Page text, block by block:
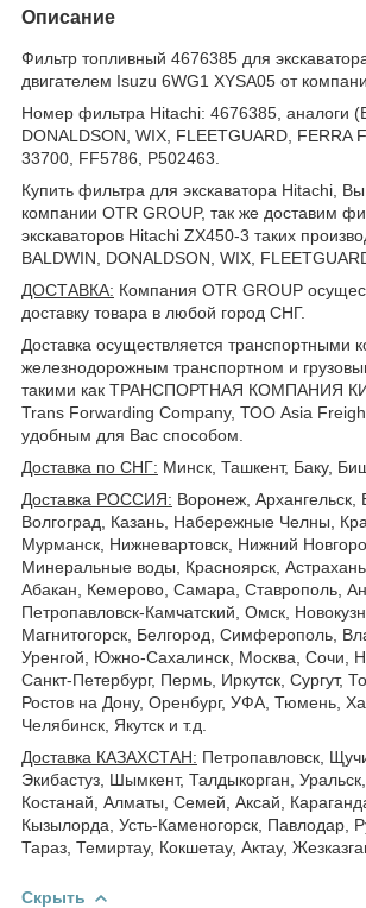
Описание
Фильтр топливный 4676385 для
двигателем Isuzu 6WG1 XYSA05 от
Номер фильтра Hitachi: 4676385, аналоги
DONALDSON, WIX, FLEETGUARD, FERRA
33700, FF5786, P502463.
Купить фильтра для экскаватора Hitachi,
компании OTR GROUP, так же доставим
экскаваторов Hitachi ZX450-3 таких
BALDWIN, DONALDSON, WIX,
ДОСТАВКА: Компания OTR GROUP
доставку товара в любой город СНГ.
Доставка осуществляется транспортными
железнодорожным транспортном и
такими как ТРАНСПОРТНАЯ КОМПАНИЯ
Trans Forwarding Company, ТОО Asia
удобным для Вас способом.
Доставка по СНГ: Минск, Ташкент, Баку,
Доставка РОССИЯ: Воронеж, Архангельск,
Волгоград, Казань, Набережные Челны,
Мурманск, Нижневартовск, Нижний
Минеральные воды, Красноярск,
Абакан, Кемерово, Самара, Ставрополь,
Петропавловск-Камчатский, Омск,
Магнитогорск, Белгород, Симферополь,
Уренгой, Южно-Сахалинск, Москва, Сочи,
Санкт-Петербург, Пермь, Иркутск, Сургут,
Ростов на Дону, Оренбург, УФА, Тюмень,
Челябинск, Якутск и т.д.
Доставка КАЗАХСТАН: Петропавловск,
Экибастуз, Шымкент, Талдыкорган, Уральск,
Костанай, Алматы, Семей, Аксай,
Кызылорда, Усть-Каменогорск, Павлодар,
Тараз, Темиртау, Кокшетау, Актау,
Скрыть